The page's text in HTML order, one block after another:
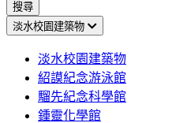
搜尋
淡水校園建築物
淡水校園建築物
紹謨紀念游泳館
騮先紀念科學館
鍾靈化學館